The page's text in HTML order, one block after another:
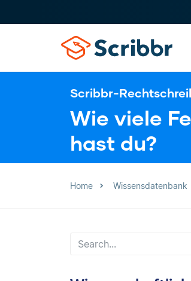
Scribbr-
Wie viele
hast du?
Home Wissensdatenbank